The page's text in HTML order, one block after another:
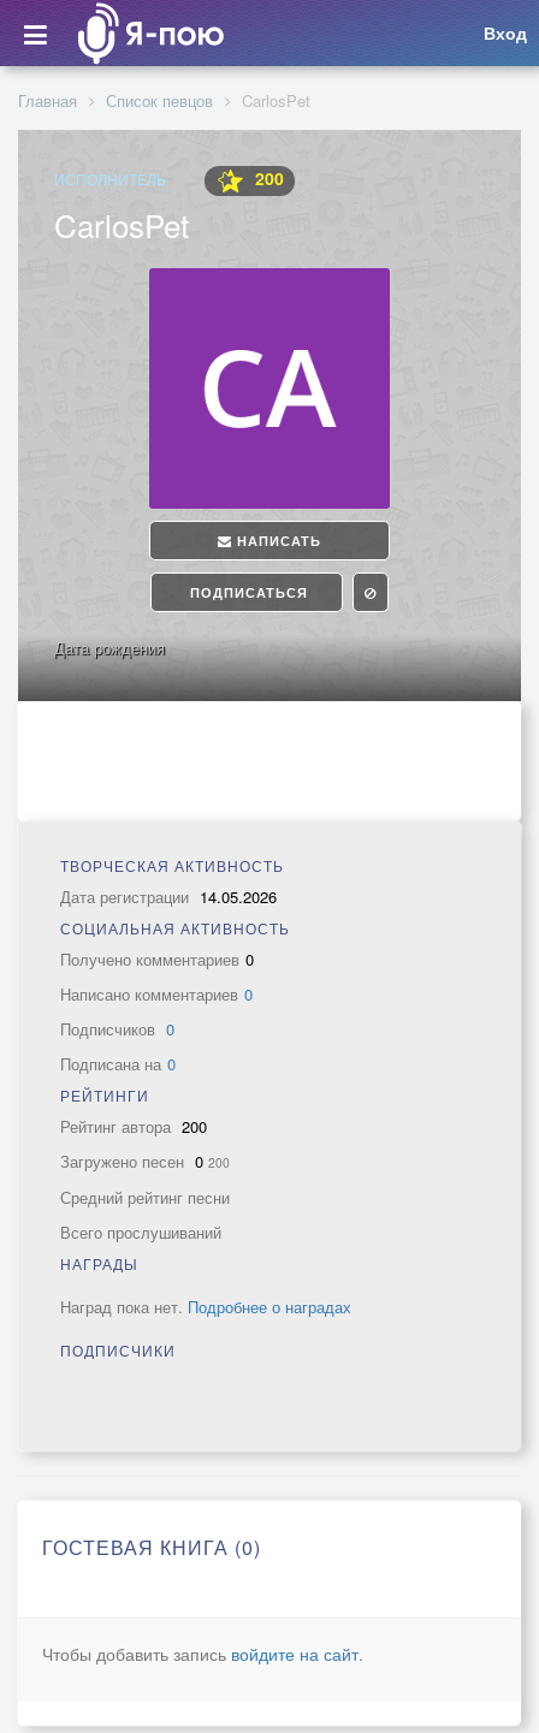
Вход
Главная Список певцов CarlosPet
ИСПОЛНИТЕЛЬ 200
CarlosPet
НАПИСАТЬ
ПОДПИСАТЬСЯ
Дата рождения
ТВОРЧЕСКАЯ АКТИВНОСТЬ
Дата регистрации 14.05.2026
СОЦИАЛЬНАЯ АКТИВНОСТЬ
Получено комментариев 0
Написано комментариев 0
Подписчиков 0
Подписана на 0
РЕЙТИНГИ
Рейтинг автора 200
Загружено песен 0 200
Средний рейтинг песни
Всего прослушиваний
НАГРАДЫ
Наград пока нет. Подробнее о наградах
ПОДПИСЧИКИ
ГОСТЕВАЯ КНИГА (0)
Чтобы добавить запись войдите на сайт.